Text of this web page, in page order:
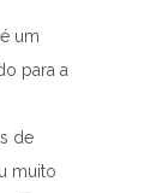
um
para a
de
muito